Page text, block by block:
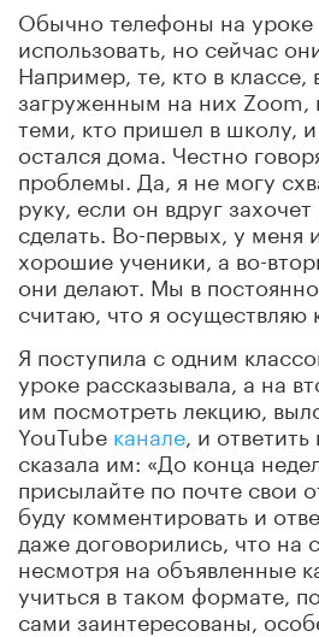
Обычно телефоны на
использовать, но сейчас
Например, те, кто в классе,
загруженным на них Zoom,
теми, кто пришел в школу,
остался дома. Честно
проблемы. Да, я не могу
руку, если он вдруг
сделать. Во-первых, у меня
хорошие ученики, а во-
они делают. Мы в
считаю, что я осуществляю
Я поступила с одним
уроке рассказывала, а на
им посмотреть лекцию,
YouTube канале , и
сказала им: «До конца
присылайте по почте свои
буду комментировать и
даже договорились, что на
несмотря на объявленные
учиться в таком формате,
сами заинтересованы,